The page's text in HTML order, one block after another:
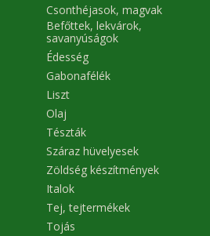
Csonthéjasok, magvak
Befőttek, lekvárok,
savanyúságok
Édesség
Gabonafélék
Liszt
Olaj
Tészták
Száraz hüvelyesek
Zöldség készítmények
Italok
Tej, tejtermékek
Tojás